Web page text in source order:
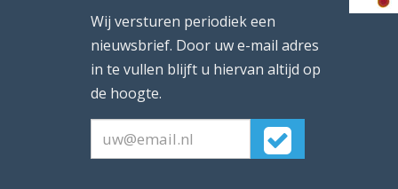
Wij versturen periodiek een
nieuwsbrief. Door uw e-mail adres
in te vullen blijft u hiervan altijd op
de hoogte.